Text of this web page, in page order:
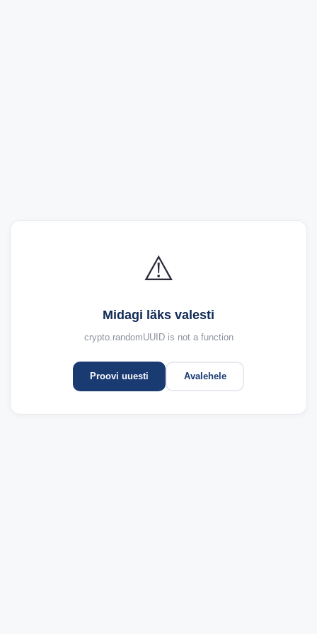
⚠️
Midagi läks valesti
crypto.randomUUID is not a function
Proovi uuesti Avalehele